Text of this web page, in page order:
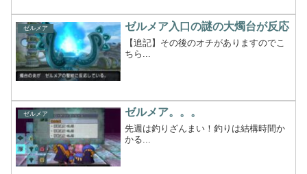
ゼルメア ゼルメア入口の謎の大燭台が反応
【追記】その後のオチがありますのでこ
ちら...
ゼルメア ゼルメア。。。
先週は釣りざんまい！釣りは結構時間か
かる...